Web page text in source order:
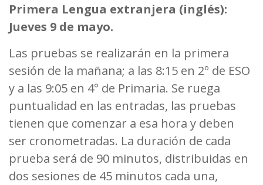
Primera Lengua extranjera (inglés):
Jueves 9 de mayo.
Las pruebas se realizarán en la primera
sesión de la mañana; a las 8:15 en 2º de ESO
y a las 9:05 en 4° de Primaria. Se ruega
puntualidad en las entradas, las pruebas
tienen que comenzar a esa hora y deben
ser cronometradas. La duración de cada
prueba será de 90 minutos, distribuidas en
dos sesiones de 45 minutos cada una,